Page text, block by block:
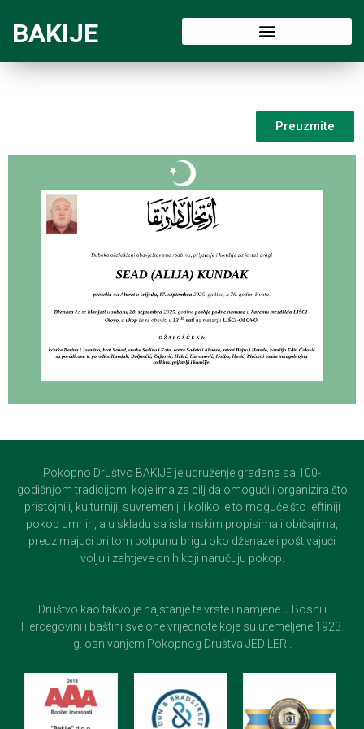
BAKIJE
Preuzmite
Pokopno Društvo BAKIJE je udruženje građana sa 100-
godišnjom tradicijom, koje ima za cilj da omogući i organizira što
pristojniji, kulturniji, suvremeniji i koliko je to moguće što jeftiniji
pokop umrlih, a u skladu sa islamskim propisima i običajima,
preuzimajući pri tom potpunu brigu oko dženaze i poštivajući
volju i zahtjeve onih koji naručuju pokop.
Društvo kao takvo je najstarije te vrste i namjene u Bosni i
Hercegovini i baštini sve one vrijednote koje su utemeljene 1923.
g. osnivanjem Pokopnog Društva JEDILERI.